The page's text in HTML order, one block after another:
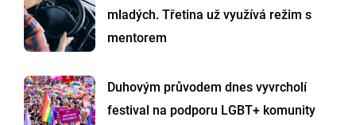
mladých. Třetina už využívá režim s
mentorem
Duhovým průvodem dnes vyvrcholí
festival na podporu LGBT+ komunity